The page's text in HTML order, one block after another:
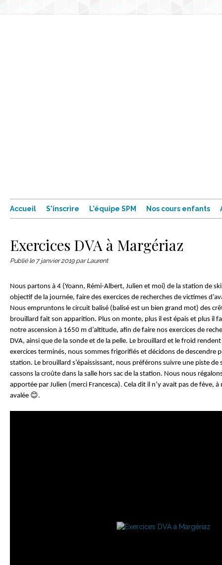
Accueil S'inscrire L'équipe SPM Nos cours enfants
Exercices DVA à Margériaz
Publié le 7 janvier 2019 par Laurent
Nous partons à 4 (Yoann, Rémi-Albert, Julien et moi) de la station de
objectif de la journée, faire des exercices de recherches de victimes
Nous empruntons le circuit balisé (balisé est un bien grand mot) des
brouillard fait son apparition. Plus on monte, plus il est épais et plus il
notre ascension à 1650 m d’altitude, afin de faire nos exercices de
DVA, ainsi que de la sonde et de la pelle. Le brouillard et le froid
exercices terminés, nous sommes frigorifiés et décidons de descendre
station. Le brouillard s’épaississant, nous préférons suivre une piste
cassons la croûte dans la salle hors sac de la station. Nous nous
apportée par Julien (merci Francesca). Cela dit il n’y avait pas de fève, à
avalée 😊.